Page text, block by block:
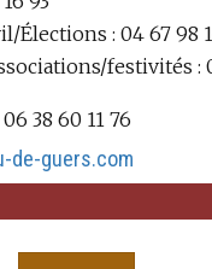
Élections : 04 67 98
festivités :
38 60 11 76
de-guers.com